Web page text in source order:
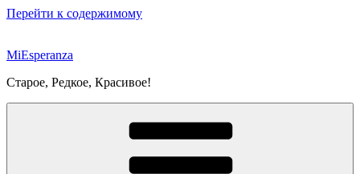
Перейти к содержимому
MiEsperanza
Старое, Редкое, Красивое!